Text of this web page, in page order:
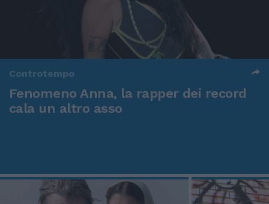
Controtempo
Fenomeno Anna, la rapper dei record
cala un altro asso